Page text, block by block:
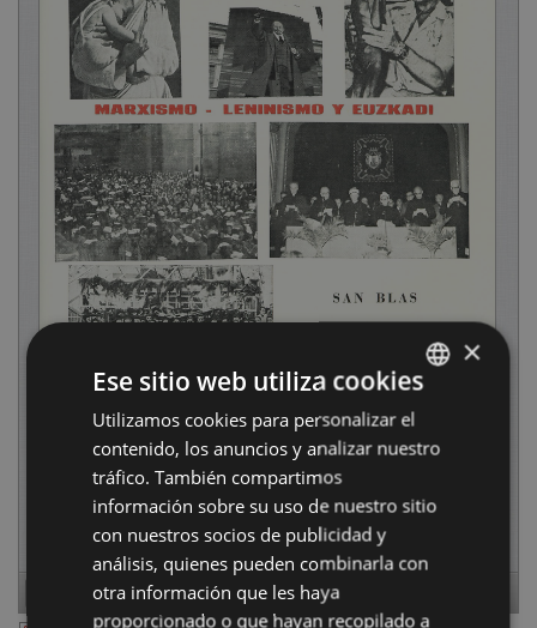
Page 1 of16
BASQUE
SPANISH
×
Ese sitio web utiliza cookies
Utilizamos cookies para personalizar el
contenido, los anuncios y analizar nuestro
tráfico. También compartimos
información sobre su uso de nuestro sitio
con nuestros socios de publicidad y
análisis, quienes pueden combinarla con
otra información que les haya
proporcionado o que hayan recopilado a